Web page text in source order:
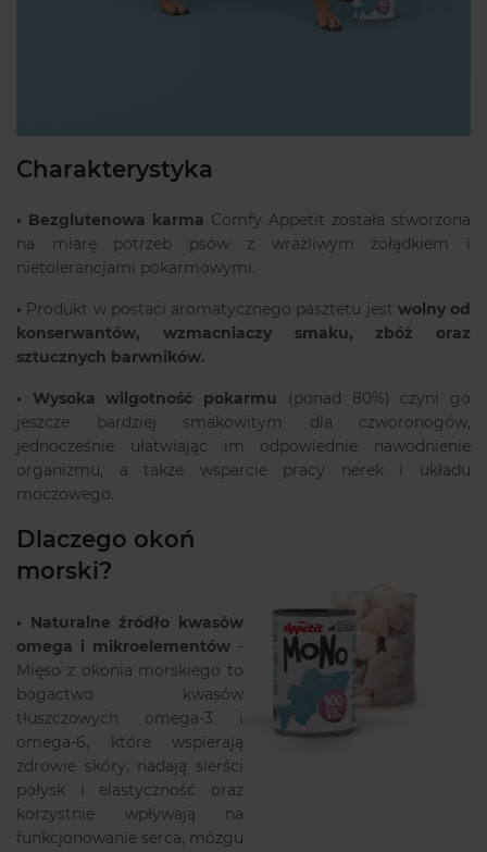
Charakterystyka
• Bezglutenowa karma Comfy Appetit została stworzona
na miarę potrzeb psów z wrażliwym żołądkiem i
nietolerancjami pokarmowymi.
• Produkt w postaci aromatycznego pasztetu jest wolny od
konserwantów, wzmacniaczy smaku, zbóż oraz
sztucznych barwników.
• Wysoka wilgotność pokarmu (ponad 80%) czyni go
jeszcze bardziej smakowitym dla czworonogów,
jednocześnie ułatwiając im odpowiednie nawodnienie
organizmu, a także wsparcie pracy nerek i układu
moczowego.
Dlaczego okoń
morski?
• Naturalne źródło kwasów
omega i mikroelementów -
Mięso z okonia morskiego to
bogactwo kwasów
tłuszczowych omega-3 i
omega-6, które wspierają
zdrowie skóry, nadają sierści
połysk i elastyczność oraz
korzystnie wpływają na
funkcjonowanie serca, mózgu